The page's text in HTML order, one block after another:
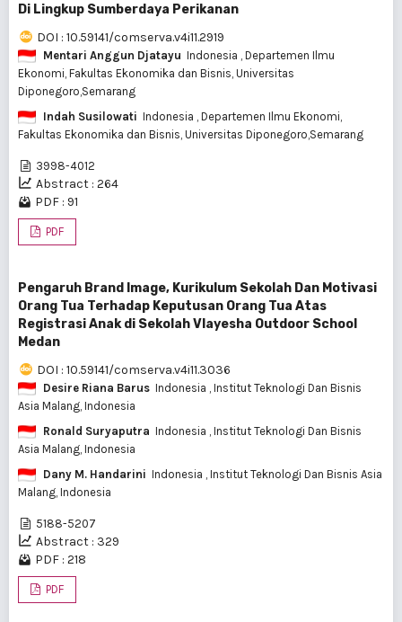
Di Lingkup Sumberdaya Perikanan
DOI : 10.59141/comserva.v4i11.2919
Mentari Anggun Djatayu Indonesia , Departemen Ilmu
Ekonomi, Fakultas Ekonomika dan Bisnis, Universitas
Diponegoro,Semarang
Indah Susilowati Indonesia , Departemen Ilmu Ekonomi,
Fakultas Ekonomika dan Bisnis, Universitas Diponegoro,Semarang
3998-4012
Abstract : 264
PDF : 91
PDF
Pengaruh Brand Image, Kurikulum Sekolah Dan Motivasi
Orang Tua Terhadap Keputusan Orang Tua Atas
Registrasi Anak di Sekolah Vlayesha Outdoor School
Medan
DOI : 10.59141/comserva.v4i11.3036
Desire Riana Barus Indonesia , Institut Teknologi Dan Bisnis
Asia Malang, Indonesia
Ronald Suryaputra Indonesia , Institut Teknologi Dan Bisnis
Asia Malang, Indonesia
Dany M. Handarini Indonesia , Institut Teknologi Dan Bisnis Asia
Malang, Indonesia
5188-5207
Abstract : 329
PDF : 218
PDF